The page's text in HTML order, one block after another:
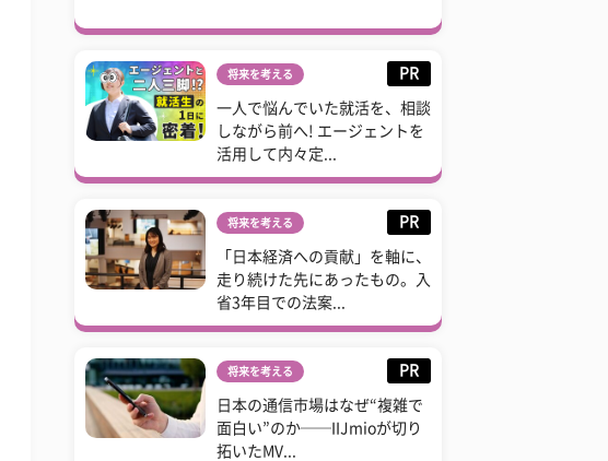
将来を考える PR
一人で悩んでいた就活を、相談
しながら前へ! エージェントを
活用して内々定...
将来を考える PR
「日本経済への貢献」を軸に、
走り続けた先にあったもの。入
省3年目での法案...
将来を考える PR
日本の通信市場はなぜ“複雑で
面白い”のか──IIJmioが切り
拓いたMV...